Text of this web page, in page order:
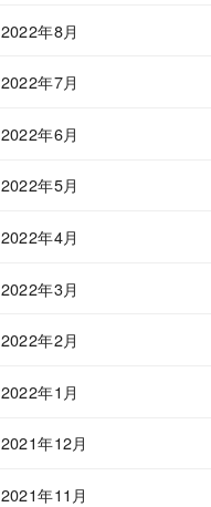
2022年8月
2022年7月
2022年6月
2022年5月
2022年4月
2022年3月
2022年2月
2022年1月
2021年12月
2021年11月